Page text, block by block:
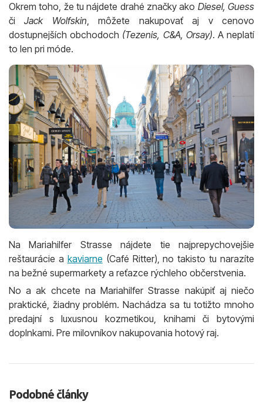
Okrem toho, že tu nájdete drahé značky ako Diesel, Guess
čiJack Wolfskin, môžete nakupovať aj v cenovo
dostupnejších obchodoch (Tezenis, C&A, Orsay). A neplatí
to len pri móde.
Na Mariahilfer Strasse nájdete tie najprepychovejšie
reštaurácie a kaviarne (Café Ritter), no takisto tu narazíte
na bežné supermarkety a reťazce rýchleho občerstvenia.
No a ak chcete na Mariahilfer Strasse nakúpiť aj niečo
praktické, žiadny problém. Nachádza sa tu totižto mnoho
predajní s luxusnou kozmetikou, knihami či bytovými
doplnkami. Pre milovníkov nakupovania hotový raj.
Podobné články